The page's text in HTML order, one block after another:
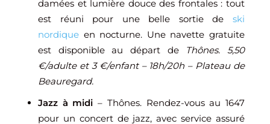
damées et lumière douce des frontales : tout
est réuni pour une belle sortie de ski
nordique en nocturne. Une navette gratuite
est disponible au départ de Thônes. 5,50
€/adulte et 3 €/enfant – 18h/20h – Plateau de
Beauregard.
Jazz à midi – Thônes. Rendez-vous au 1647
pour un concert de jazz, avec service assuré